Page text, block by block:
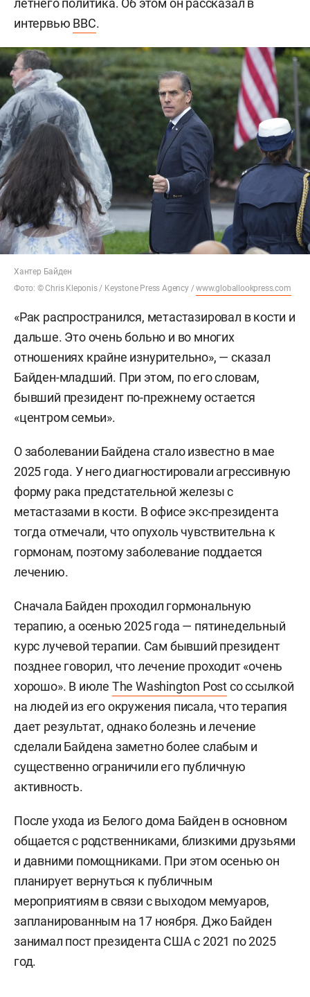
летнего политика. Об этом он рассказал в
интервью BBC.
Хантер Байден
Фото: © Chris Kleponis / Keystone Press Agency /www.globallookpress.com
«Рак распространился, метастазировал в кости и
дальше. Это очень больно и во многих
отношениях крайне изнурительно», — сказал
Байден-младший. При этом, по его словам,
бывший президент по-прежнему остается
«центром семьи».
О заболевании Байдена стало известно в мае
2025 года. У него диагностировали агрессивную
форму рака предстательной железы с
метастазами в кости. В офисе экс-президента
тогда отмечали, что опухоль чувствительна к
гормонам, поэтому заболевание поддается
лечению.
Сначала Байден проходил гормональную
терапию, а осенью 2025 года — пятинедельный
курс лучевой терапии. Сам бывший президент
позднее говорил, что лечение проходит «очень
хорошо». В июле The Washington Postсо ссылкой
на людей из его окружения писала, что терапия
дает результат, однако болезнь и лечение
сделали Байдена заметно более слабым и
существенно ограничили его публичную
активность.
После ухода из Белого дома Байден в основном
общается с родственниками, близкими друзьями
и давними помощниками. При этом осенью он
планирует вернуться к публичным
мероприятиям в связи с выходом мемуаров,
запланированным на 17 ноября. Джо Байден
занимал пост президента США с 2021 по 2025
год.